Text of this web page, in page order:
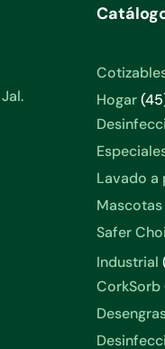
Hogar 45
Lavado a
Mascotas
Safer
Industrial
CorkSorb